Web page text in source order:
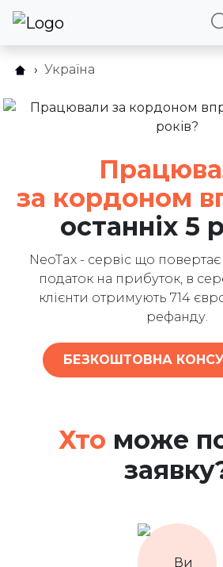
Зателефонуйте мені
Хто може подати заяву?
Як це працює?
Запитання та відповідіs
Блог
Партнерам
Напишіть нам
Україна
за кордоном
останніх 5
NeoTax - сервіс що
податок на прибуток, в
клієнти отримують 714
рефанду.
БЕЗКОШТОВНА
Хто може